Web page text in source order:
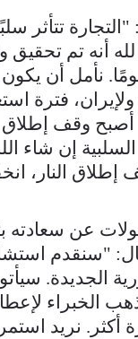
تتأثر
أنه تم
خلال 12 يومًا. نأمل
ولإيران، فترة
وقف إطلاق
إن شاء
إطلاق النار،
"سنقدم
الجديدة.
الخبراء
أكثر. نريد